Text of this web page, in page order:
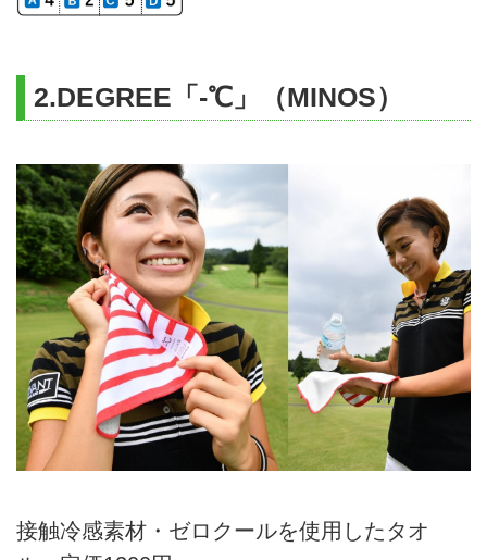
2.DEGREE「‐℃」（MINOS）
接触冷感素材・ゼロクールを使用したタオ